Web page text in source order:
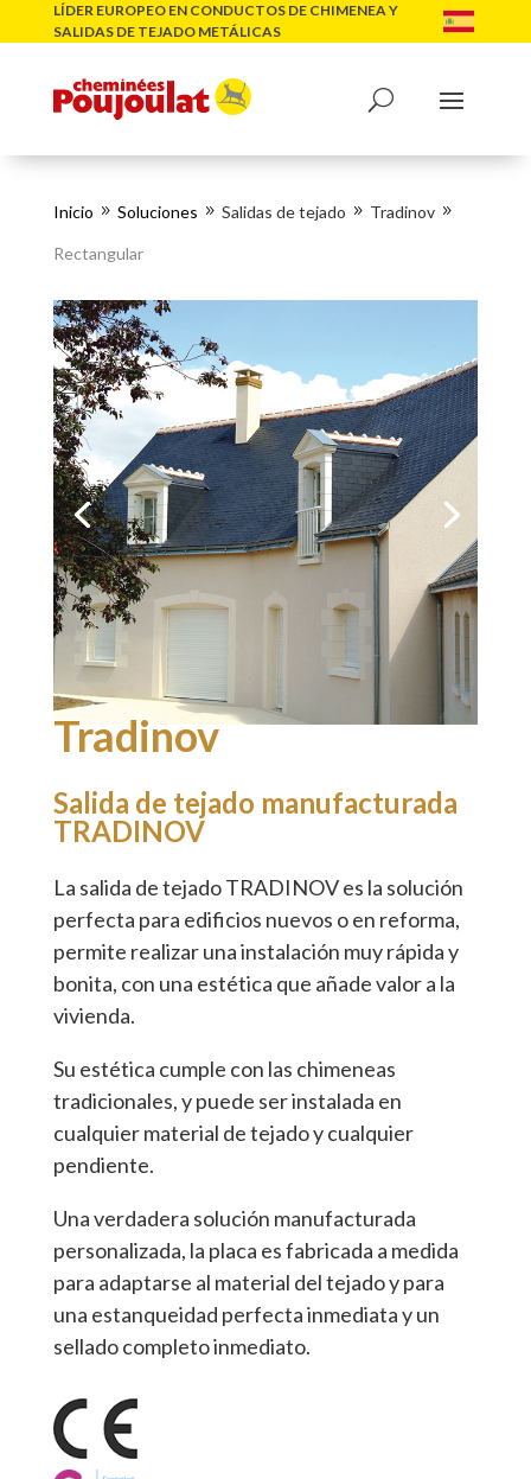
LÍDER EUROPEO EN CONDUCTOS DE CHIMENEA Y
SALIDAS DE TEJADO METÁLICAS
Inicio 9 Soluciones 9 Salidas de tejado 9 Tradinov 9
Rectangular
Tradinov
Salida de tejado manufacturada
TRADINOV
La salida de tejado TRADINOV es la solución
perfecta para edificios nuevos o en reforma,
permite realizar una instalación muy rápida y
bonita, con una estética que añade valor a la
vivienda.
Su estética cumple con las chimeneas
tradicionales, y puede ser instalada en
cualquier material de tejado y cualquier
pendiente.
Una verdadera solución manufacturada
personalizada, la placa es fabricada a medida
para adaptarse al material del tejado y para
una estanqueidad perfecta inmediata y un
sellado completo inmediato.